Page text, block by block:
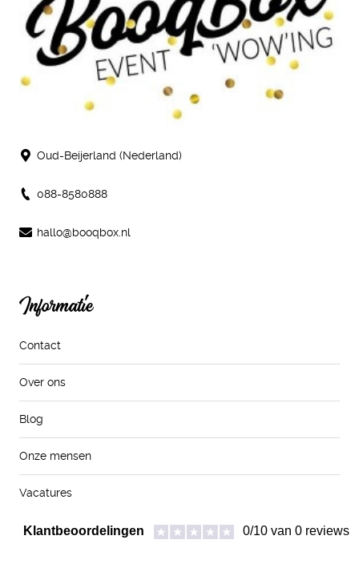
Oud-Beijerland (Nederland)
088-8580888
hallo@booqbox.nl
Informatie
Contact
Over ons
Blog
Onze mensen
Vacatures